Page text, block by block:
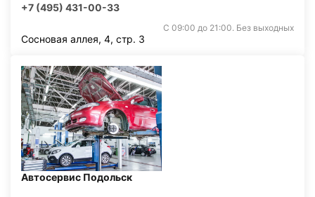
+7 (495) 431-00-33
С 09:00 до 21:00. Без выходных
Сосновая аллея, 4, стр. 3
Автосервис Подольск